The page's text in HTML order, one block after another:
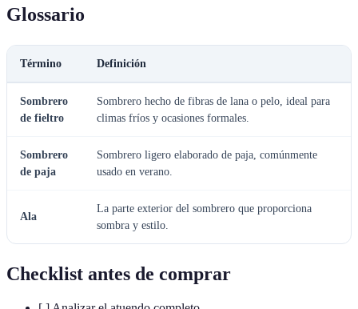
Glossario
Término Definición
Sombrero
de fieltro
Sombrero hecho de fibras de lana o pelo, ideal para
climas fríos y ocasiones formales.
Sombrero
de paja
Sombrero ligero elaborado de paja, comúnmente
usado en verano.
Ala
La parte exterior del sombrero que proporciona
sombra y estilo.
Checklist antes de comprar